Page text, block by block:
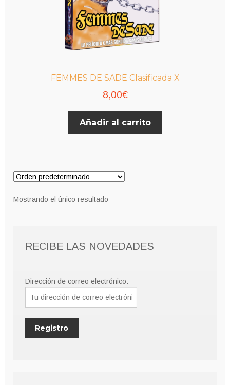
FEMMES DE SADE Clasificada X
8,00€
Añadir al carrito
Mostrando el único resultado
RECIBE LAS NOVEDADES
Dirección de correo electrónico: